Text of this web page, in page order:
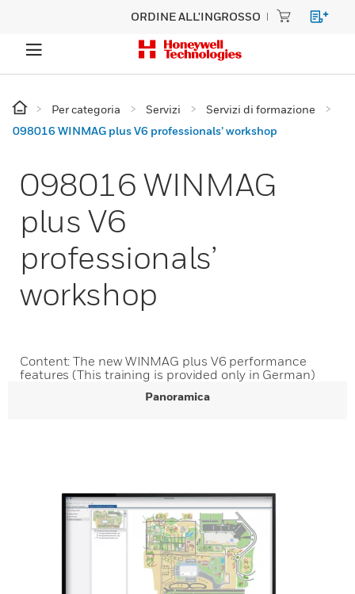
ORDINE ALL'INGROSSO
Per categoria Servizi
Servizi di formazione
098016 WINMAG plus V6 professionals’ workshop
098016 WINMAG
plus V6
professionals’
workshop
Content: The new WINMAG plus V6 performance
features (This training is provided only in German)
Panoramica